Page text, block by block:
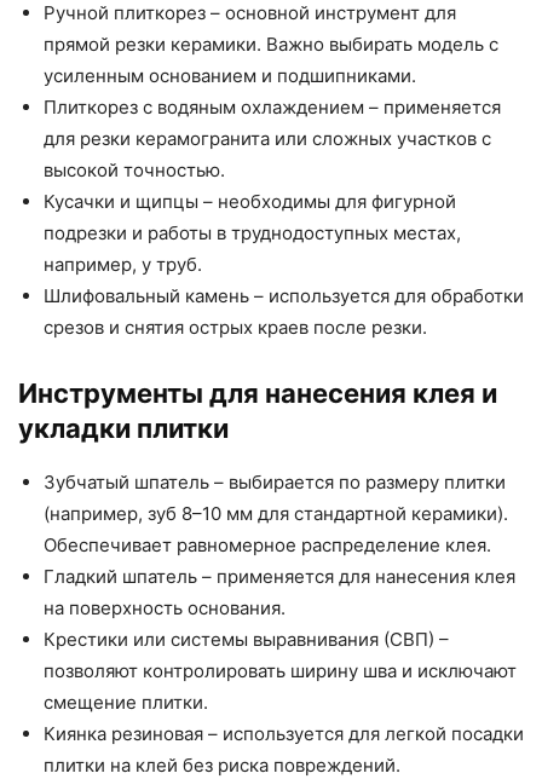
Ручной плиткорез – основной инструмент для
прямой резки керамики. Важно выбирать модель с
усиленным основанием и подшипниками.
Плиткорез с водяным охлаждением – применяется
для резки керамогранита или сложных участков с
высокой точностью.
Кусачки и щипцы – необходимы для фигурной
подрезки и работы в труднодоступных местах,
например, у труб.
Шлифовальный камень – используется для обработки
срезов и снятия острых краев после резки.
Инструменты для нанесения клея и
укладки плитки
Зубчатый шпатель – выбирается по размеру плитки
(например, зуб 8–10 мм для стандартной керамики).
Обеспечивает равномерное распределение клея.
Гладкий шпатель – применяется для нанесения клея
на поверхность основания.
Крестики или системы выравнивания (СВП) –
позволяют контролировать ширину шва и исключают
смещение плитки.
Киянка резиновая – используется для легкой посадки
плитки на клей без риска повреждений.